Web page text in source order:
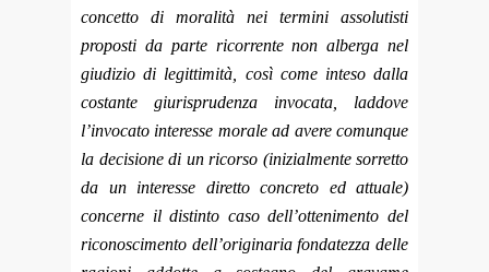
concetto di moralità nei termini assolutisti
proposti da parte ricorrente non alberga nel
giudizio di legittimità, così come inteso dalla
costante giurisprudenza invocata, laddove
l’invocato interesse morale ad avere comunque
la decisione di un ricorso (inizialmente sorretto
da un interesse diretto concreto ed attuale)
concerne il distinto caso dell’ottenimento del
riconoscimento dell’originaria fondatezza delle